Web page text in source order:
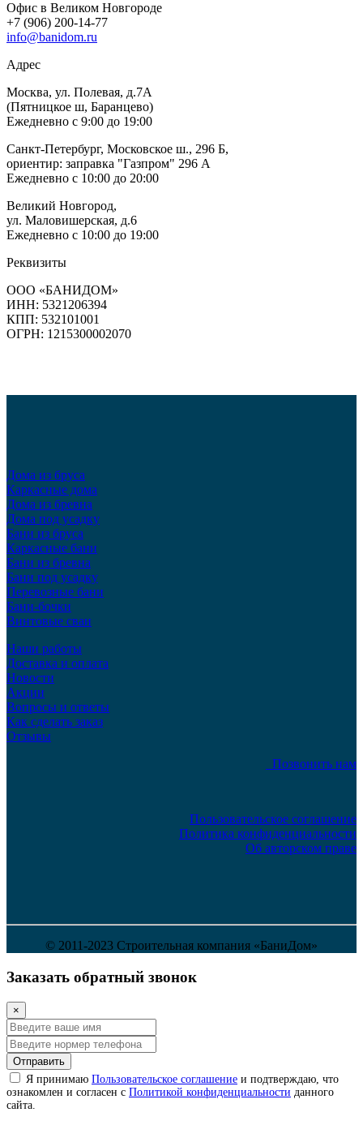
Офис в Великом Новгороде
+7 (906) 200-14-77
info@banidom.ru
Адрес
Москва, ул. Полевая, д.7А
(Пятницкое ш, Баранцево)
Ежедневно с 9:00 до 19:00
Санкт-Петербург, Московское ш., 296 Б,
ориентир: заправка "Газпром" 296 А
Ежедневно с 10:00 до 20:00
Великий Новгород,
ул. Маловишерская, д.6
Ежедневно с 10:00 до 19:00
Реквизиты
ООО «БАНИДОМ»
ИНН: 5321206394
КПП: 532101001
ОГРН: 1215300002070
Дома из бруса
Каркасные дома
Дома из бревна
Дома под усадку
Бани из бруса
Каркасные бани
Бани из бревна
Бани под усадку
Перевозные бани
Бани-бочки
Винтовые сваи
Наши работы
Доставка и оплата
Новости
Акции
Вопросы и ответы
Как сделать заказ
Отзывы
Позвонить нам
Пользовательское соглашение
Политика конфиденциальности
Об авторском праве
© 2011-2023 Строительная компания «БаниДом»
Заказать обратный звонок
×
Отправить
Я принимаю Пользовательское соглашение и подтверждаю, что
ознакомлен и согласен с Политикой конфиденциальности данного
сайта.